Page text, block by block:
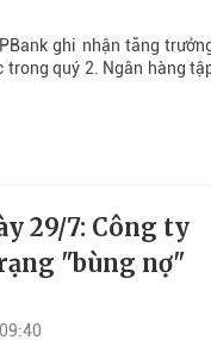
ghi nhận tăng
trong quý 2. Ngân hàng
29/7: Công ty
"bùng nợ"